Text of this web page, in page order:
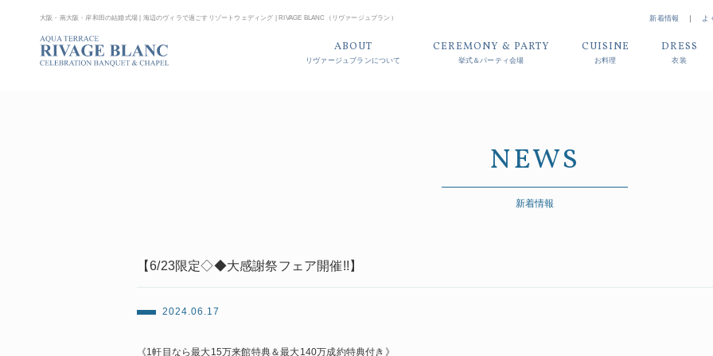
大阪・南大阪・岸和田の結婚式場 | 海辺のヴィラで過ごすリゾートウェディング | RIVAGE BLANC（リヴァージュブラン） 新着情報 ｜ よ
ABOUT
リヴァージュブランについて
CEREMONY & PARTY
挙式＆パーティ会場
CUISINE
お料理
DRESS
衣装
NEWS
新着情報
【6/23限定◇◆大感謝祭フェア開催!!】
2024.06.17
《1軒目なら最大15万来館特典＆最大140万成約特典付き》